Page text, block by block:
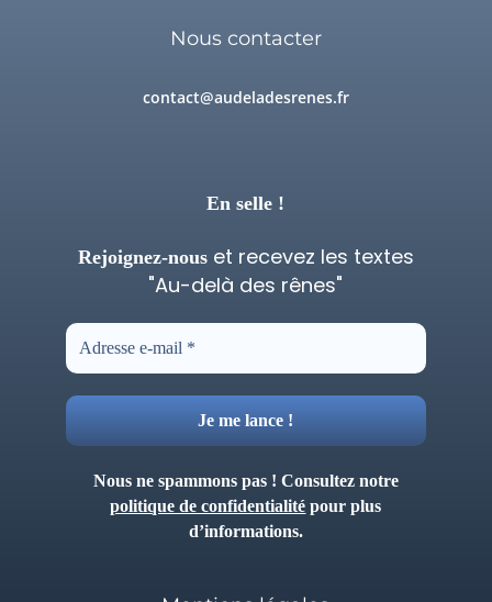
Nous contacter
contact@audeladesrenes.fr
En selle !
Rejoignez-nous et recevez les textes
"Au-delà des rênes"
Nous ne spammons pas ! Consultez notre
politique de confidentialité pour plus
d’informations.